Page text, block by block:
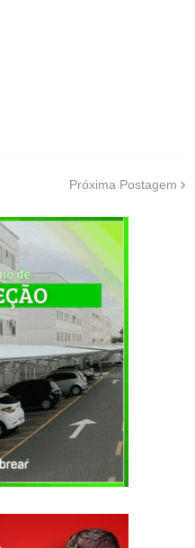
Próxima Postagem